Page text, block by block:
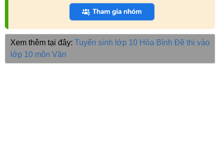
Xem thêm tại đây: Tuyển sinh lớp 10 Hòa Bình Đề thi vào
lớp 10 môn Văn